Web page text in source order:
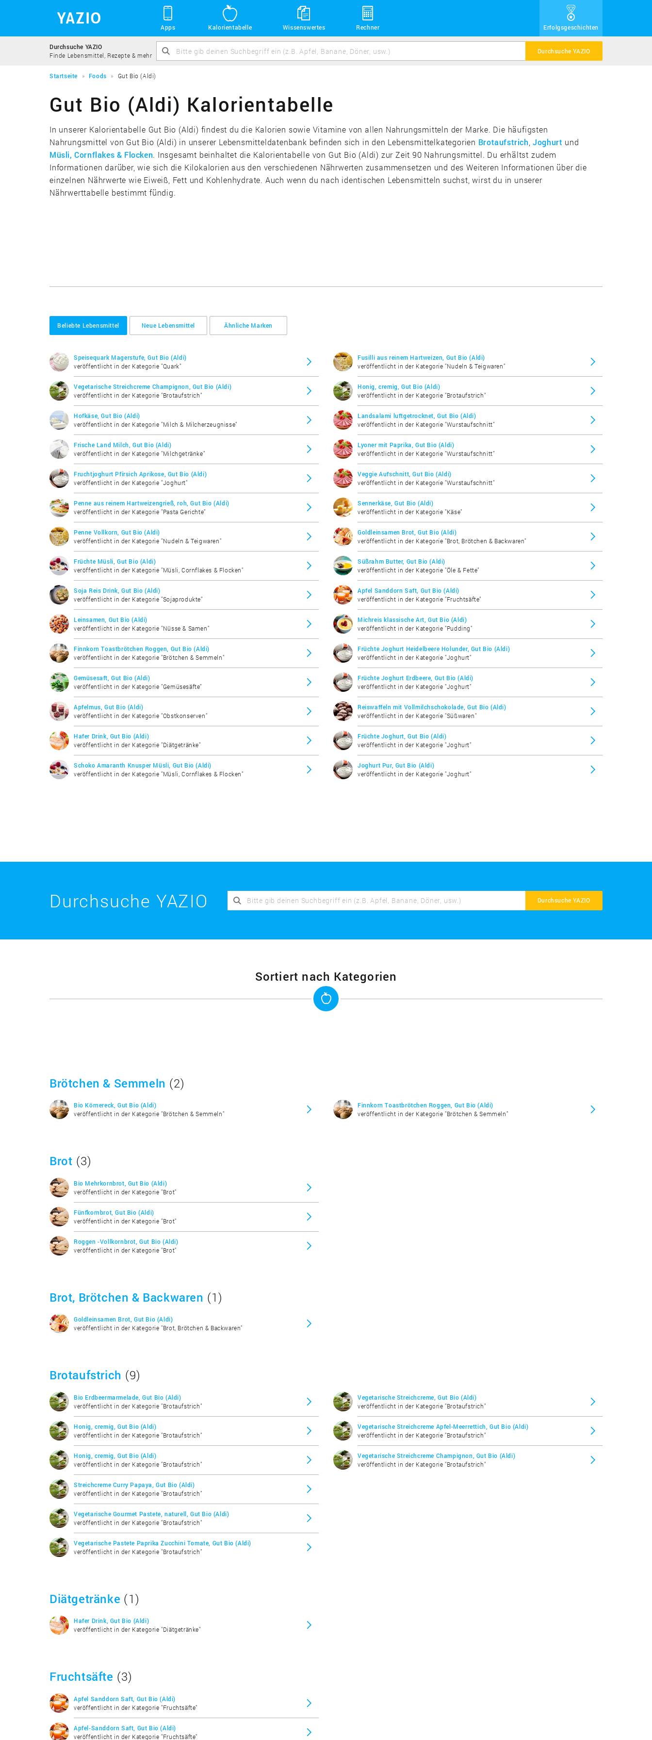
Apps Kalorientabelle Wissenswertes Rechner Erfolgsgeschichten
Durchsuche YAZIO
Finde Lebensmittel, Rezepte & mehr
Durchsuche YAZIO
Startseite Foods Gut Bio (Aldi)
Gut Bio (Aldi) Kalorientabelle
In unserer Kalorientabelle Gut Bio (Aldi) findest du die Kalorien sowie Vitamine von allen Nahrungsmitteln der Marke. Die häufigsten
Nahrungsmittel von Gut Bio (Aldi) in unserer Lebensmitteldatenbank befinden sich in den Lebensmittelkategorien Brotaufstrich ,Joghurt und
Müsli, Cornflakes & Flocken. Insgesamt beinhaltet die Kalorientabelle von Gut Bio (Aldi) zur Zeit 90 Nahrungsmittel. Du erhältst zudem
Informationen darüber, wie sich die Kilokalorien aus den verschiedenen Nährwerten zusammensetzen und des Weiteren Informationen über die
einzelnen Nährwerte wie Eiweiß, Fett und Kohlenhydrate. Auch wenn du nach identischen Lebensmitteln suchst, wirst du in unserer
Nährwerttabelle bestimmt fündig.
Beliebte Lebensmittel Neue Lebensmittel Ähnliche Marken
Speisequark Magerstufe, Gut Bio (Aldi)
veröffentlicht in der Kategorie "Quark"
Vegetarische Streichcreme Champignon, Gut Bio (Aldi)
veröffentlicht in der Kategorie "Brotaufstrich"
Hofkäse, Gut Bio (Aldi)
veröffentlicht in der Kategorie "Milch & Milcherzeugnisse"
Frische Land Milch, Gut Bio (Aldi)
veröffentlicht in der Kategorie "Milchgetränke"
Fruchtjoghurt Pfirsich Aprikose, Gut Bio (Aldi)
veröffentlicht in der Kategorie "Joghurt"
Penne aus reinem Hartweizengrieß, roh, Gut Bio (Aldi)
veröffentlicht in der Kategorie "Pasta Gerichte"
Penne Vollkorn, Gut Bio (Aldi)
veröffentlicht in der Kategorie "Nudeln & Teigwaren"
Früchte Müsli, Gut Bio (Aldi)
veröffentlicht in der Kategorie "Müsli, Cornflakes & Flocken"
Soja Reis Drink, Gut Bio (Aldi)
veröffentlicht in der Kategorie "Sojaprodukte"
Leinsamen, Gut Bio (Aldi)
veröffentlicht in der Kategorie "Nüsse & Samen"
Finnkorn Toastbrötchen Roggen, Gut Bio (Aldi)
veröffentlicht in der Kategorie "Brötchen & Semmeln"
Gemüsesaft, Gut Bio (Aldi)
veröffentlicht in der Kategorie "Gemüsesäfte"
Apfelmus, Gut Bio (Aldi)
veröffentlicht in der Kategorie "Obstkonserven"
Hafer Drink, Gut Bio (Aldi)
veröffentlicht in der Kategorie "Diätgetränke"
Schoko Amaranth Knusper Müsli, Gut Bio (Aldi)
veröffentlicht in der Kategorie "Müsli, Cornflakes & Flocken"
Fusilli aus reinem Hartweizen, Gut Bio (Aldi)
veröffentlicht in der Kategorie "Nudeln & Teigwaren"
Honig, cremig, Gut Bio (Aldi)
veröffentlicht in der Kategorie "Brotaufstrich"
Landsalami luftgetrocknet, Gut Bio (Aldi)
veröffentlicht in der Kategorie "Wurstaufschnitt"
Lyoner mit Paprika, Gut Bio (Aldi)
veröffentlicht in der Kategorie "Wurstaufschnitt"
Veggie Aufschnitt, Gut Bio (Aldi)
veröffentlicht in der Kategorie "Wurstaufschnitt"
Sennerkäse, Gut Bio (Aldi)
veröffentlicht in der Kategorie "Käse"
Goldleinsamen Brot, Gut Bio (Aldi)
veröffentlicht in der Kategorie "Brot, Brötchen & Backwaren"
Süßrahm Butter, Gut Bio (Aldi)
veröffentlicht in der Kategorie "Öle & Fette"
Apfel Sanddorn Saft, Gut Bio (Aldi)
veröffentlicht in der Kategorie "Fruchtsäfte"
Michreis klassische Art, Gut Bio (Aldi)
veröffentlicht in der Kategorie "Pudding"
Früchte Joghurt Heidelbeere Holunder, Gut Bio (Aldi)
veröffentlicht in der Kategorie "Joghurt"
Früchte Joghurt Erdbeere, Gut Bio (Aldi)
veröffentlicht in der Kategorie "Joghurt"
Reiswaffeln mit Vollmilchschokolade, Gut Bio (Aldi)
veröffentlicht in der Kategorie "Süßwaren"
Früchte Joghurt, Gut Bio (Aldi)
veröffentlicht in der Kategorie "Joghurt"
Joghurt Pur, Gut Bio (Aldi)
veröffentlicht in der Kategorie "Joghurt"
Durchsuche YAZIO Durchsuche YAZIO
Sortiert nach Kategorien
Brötchen & Semmeln (2)
Bio Körnereck, Gut Bio (Aldi)
veröffentlicht in der Kategorie "Brötchen & Semmeln"
Finnkorn Toastbrötchen Roggen, Gut Bio (Aldi)
veröffentlicht in der Kategorie "Brötchen & Semmeln"
Brot (3)
Bio Mehrkornbrot, Gut Bio (Aldi)
veröffentlicht in der Kategorie "Brot"
Fünfkornbrot, Gut Bio (Aldi)
veröffentlicht in der Kategorie "Brot"
Roggen -Vollkornbrot, Gut Bio (Aldi)
veröffentlicht in der Kategorie "Brot"
Brot, Brötchen & Backwaren (1)
Goldleinsamen Brot, Gut Bio (Aldi)
veröffentlicht in der Kategorie "Brot, Brötchen & Backwaren"
Brotaufstrich (9)
Bio Erdbeermarmelade, Gut Bio (Aldi)
veröffentlicht in der Kategorie "Brotaufstrich"
Honig, cremig, Gut Bio (Aldi)
veröffentlicht in der Kategorie "Brotaufstrich"
Honig, cremig, Gut Bio (Aldi)
veröffentlicht in der Kategorie "Brotaufstrich"
Streichcreme Curry Papaya, Gut Bio (Aldi)
veröffentlicht in der Kategorie "Brotaufstrich"
Vegetarische Gourmet Pastete, naturell, Gut Bio (Aldi)
veröffentlicht in der Kategorie "Brotaufstrich"
Vegetarische Pastete Paprika Zucchini Tomate, Gut Bio (Aldi)
veröffentlicht in der Kategorie "Brotaufstrich"
Vegetarische Streichcreme, Gut Bio (Aldi)
veröffentlicht in der Kategorie "Brotaufstrich"
Vegetarische Streichcreme Apfel-Meerrettich, Gut Bio (Aldi)
veröffentlicht in der Kategorie "Brotaufstrich"
Vegetarische Streichcreme Champignon, Gut Bio (Aldi)
veröffentlicht in der Kategorie "Brotaufstrich"
Diätgetränke (1)
Hafer Drink, Gut Bio (Aldi)
veröffentlicht in der Kategorie "Diätgetränke"
Fruchtsäfte (3)
Apfel Sanddorn Saft, Gut Bio (Aldi)
veröffentlicht in der Kategorie "Fruchtsäfte"
Apfel-Sanddorn Saft, Gut Bio (Aldi)
veröffentlicht in der Kategorie "Fruchtsäfte"